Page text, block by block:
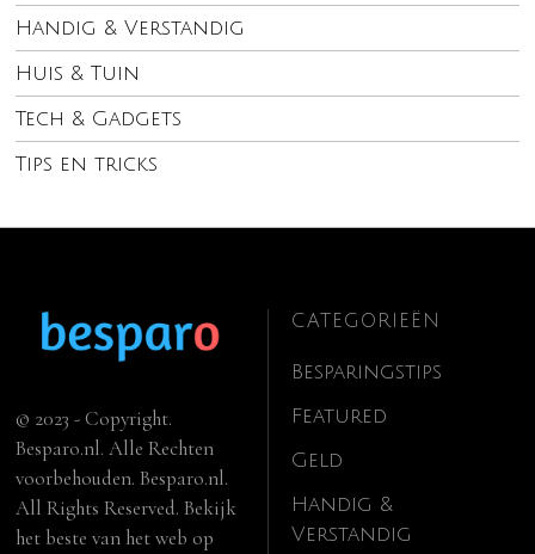
Handig & Verstandig
Huis & Tuin
Tech & Gadgets
Tips en tricks
© 2023 - Copyright.
Besparo.nl. Alle Rechten
voorbehouden. Besparo.nl.
All Rights Reserved. Bekijk
het beste van het web op
CATEGORIEËN
Besparingstips
Featured
Geld
Handig &
Verstandig